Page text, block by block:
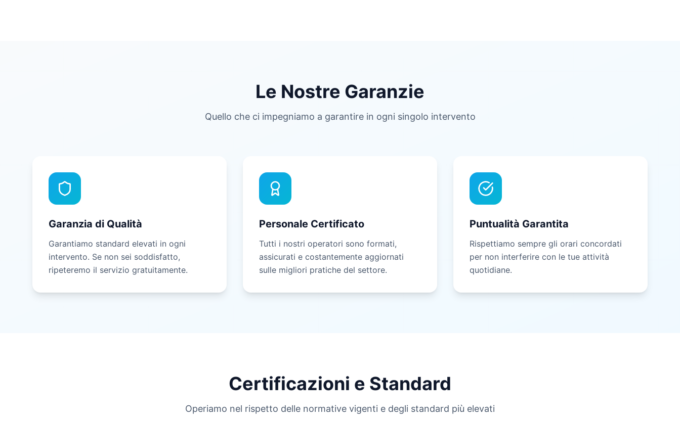
Le Nostre Garanzie
Quello che ci impegniamo a garantire in ogni singolo intervento
Garanzia di Qualità
Garantiamo standard elevati in ogni
intervento. Se non sei soddisfatto,
ripeteremo il servizio gratuitamente.
Personale Certificato
Tutti i nostri operatori sono formati,
assicurati e costantemente aggiornati
sulle migliori pratiche del settore.
Puntualità Garantita
Rispettiamo sempre gli orari concordati
per non interferire con le tue attività
quotidiane.
Certificazioni e Standard
Operiamo nel rispetto delle normative vigenti e degli standard più elevati